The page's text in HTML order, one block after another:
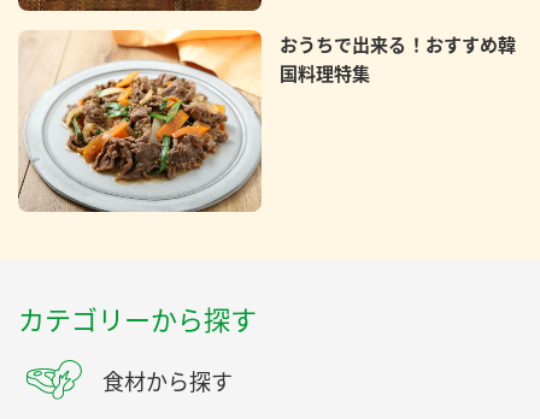
おうちで出来る！おすすめ韓
国料理特集
カテゴリーから探す
食材から探す